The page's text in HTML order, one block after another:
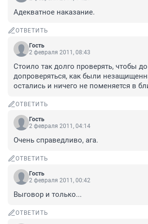
Адекватное наказание.
ОТВЕТИТЬ
Гость
2 февраля 2011, 08:43
Стоило так долго проверять, чтобы
допроверяться, как были
остались и ничего не поменяется в
ОТВЕТИТЬ
Гость
2 февраля 2011, 04:14
Очень справедливо, ага.
ОТВЕТИТЬ
Гость
2 февраля 2011, 00:42
Выговор и только...
ОТВЕТИТЬ